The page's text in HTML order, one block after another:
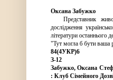
Оксана Забужко
Представник живої
дослідження
літератури останнього
"Тут могла б бути ваша
84(4УКР)6
З-12
Забужко, Оксана
: Клуб Сімейного